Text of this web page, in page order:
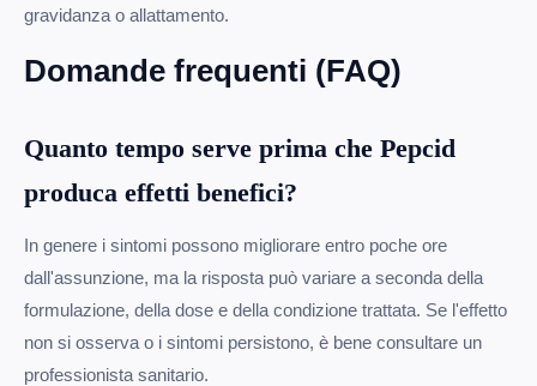
gravidanza o allattamento.
Domande frequenti (FAQ)
Quanto tempo serve prima che Pepcid
produca effetti benefici?
In genere i sintomi possono migliorare entro poche ore
dall'assunzione, ma la risposta può variare a seconda della
formulazione, della dose e della condizione trattata. Se l'effetto
non si osserva o i sintomi persistono, è bene consultare un
professionista sanitario.